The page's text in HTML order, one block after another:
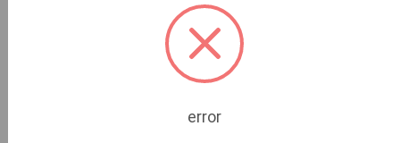
Tiranë
Apartament i bollshëm dhe i mobiluar, në një zonë shumë
error